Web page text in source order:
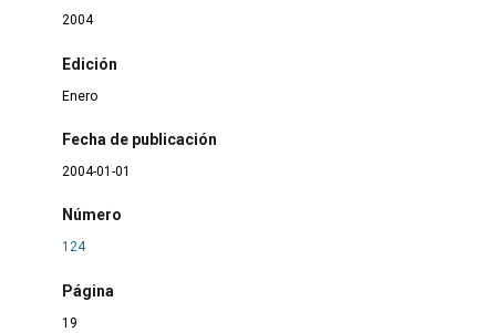
2004
Edición
Enero
Fecha de publicación
2004-01-01
Número
124
Página
19